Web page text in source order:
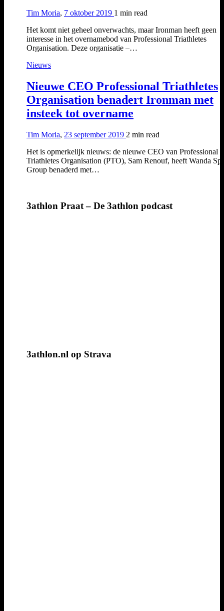
Tim Moria, 7 oktober 2019 1 min read
Het komt niet geheel onverwachts, maar Ironman heeft geen
interesse in het overnamebod van Professional Triathletes
Organisation. Deze organisatie –…
Nieuws
Nieuwe CEO Professional Triathletes
Organisation benadert Ironman met
insteek tot overname
Tim Moria, 23 september 2019 2 min read
Het is opmerkelijk nieuws: de nieuwe CEO van Professional
Triathletes Organisation (PTO), Sam Renouf, heeft Wanda
Group benaderd met…
3athlon Praat – De 3athlon podcast
3athlon.nl op Strava